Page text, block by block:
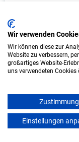
Duales
Kinderheim
Kalzhofen
Wir verwenden
Wir können diese zur
Website zu verbessern,
großartiges Website-
uns verwendeten
Zustimmung
Einstellungen